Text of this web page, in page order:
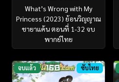
What’s Wrong with My
Princess (2023) ย้อนวิญญาณ
ชายาแค้น ตอนที่ 1-32 จบ
พากย์ไทย
จบแล้ว ซับไทย